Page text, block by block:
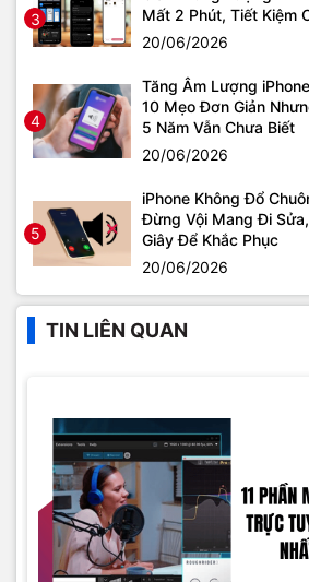
3
Mất 2 Phút, Tiết Kiệm
20/06/2026
4
Tăng Âm Lượng
10 Mẹo Đơn Giản
5 Năm Vẫn Chưa Biết
20/06/2026
5
iPhone Không Đổ
Đừng Vội Mang Đi
Giây Để Khắc Phục
20/06/2026
TIN LIÊN QUAN